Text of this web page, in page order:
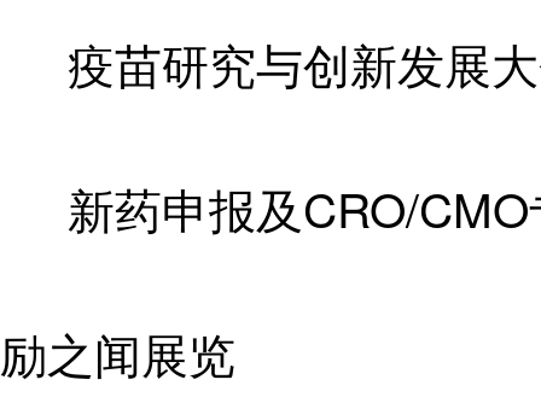
疫苗研究与创新发展
新药申报及CRO/CMO
励之闻展览